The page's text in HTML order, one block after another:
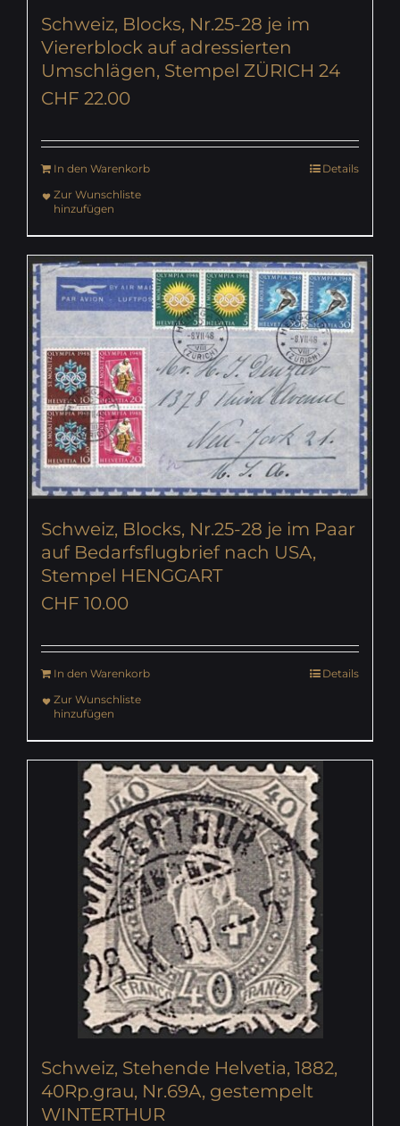
Schweiz, Blocks, Nr.25-28 je im
Viererblock auf adressierten
Umschlägen, Stempel ZÜRICH 24
CHF 22.00
In den Warenkorb
Details
Zur Wunschliste
hinzufügen
Schweiz, Blocks, Nr.25-28 je im Paar
auf Bedarfsflugbrief nach USA,
Stempel HENGGART
CHF 10.00
In den Warenkorb
Details
Zur Wunschliste
hinzufügen
Schweiz, Stehende Helvetia, 1882,
40Rp.grau, Nr.69A, gestempelt
WINTERTHUR